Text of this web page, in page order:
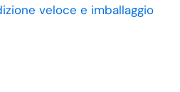
veloce e imballaggio